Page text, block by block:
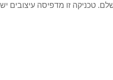
טכניקה זו מדפיסה עיצובים